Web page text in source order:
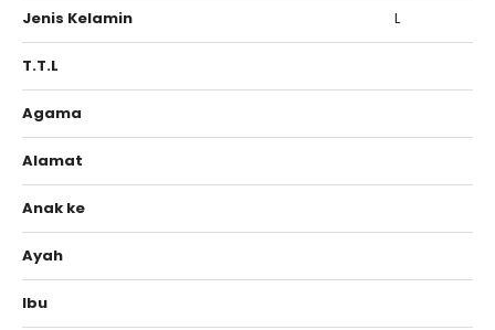
Jenis Kelamin L
T.T.L
Agama
Alamat
Anak ke
Ayah
Ibu